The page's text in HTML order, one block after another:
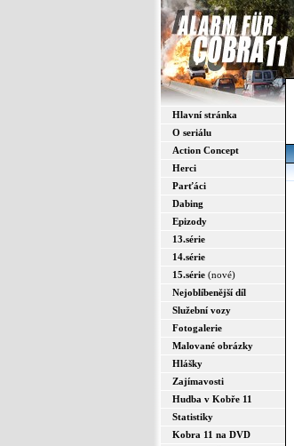
Hlavní stránka
O seriálu
Action Concept
Herci
Parťáci
Dabing
Epizody
13.série
14.série
15.série (nové)
Nejoblíbenější díl
Služební vozy
Fotogalerie
Malované obrázky
Hlášky
Zajímavosti
Hudba v Kobře 11
Statistiky
Kobra 11 na DVD